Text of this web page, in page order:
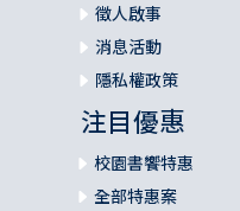
徵人啟事
消息活動
隱私權政策
注目優惠
校園書饗特惠
全部特惠案